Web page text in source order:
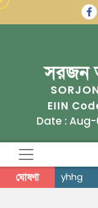
সরজন
EIIN
Date :
ঘোষণা yhhg